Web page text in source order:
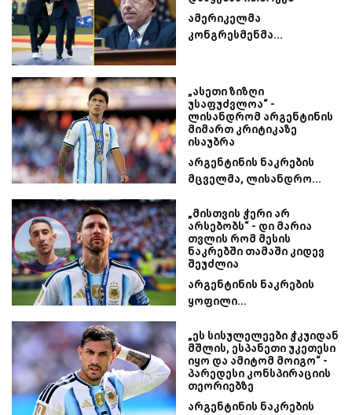
ამერიკელმა
კონგრესმენმა...
„ასეთი ზიზღი
უსაფუძვლოა“ -
ლისანდრომ არგენტინის
მიმართ კრიტიკაზე
ისაუბრა
არგენტინის ნაკრების
მცველმა, ლისანდრო...
„მისთვის ჭერი არ
არსებობს“ - დი მარია
თვლის რომ მესის
ნაკრებში თამაში კიდევ
შეუძლია
არგენტინის ნაკრების
ყოფილი...
„ეს სისულელეები ჭკუიდან
მშლის, ესპანეთი უკეთესი
იყო და ამიტომ მოიგო“ -
პარედესი კონსპირაციის
თეორიებზე
არგენტინის ნაკრების